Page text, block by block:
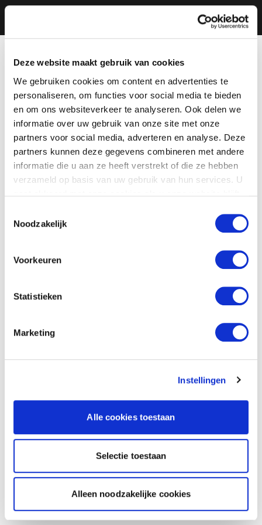
Deze website maakt gebruik van cookies
We gebruiken cookies om content en advertenties te
personaliseren, om functies voor social media te bieden
en om ons websiteverkeer te analyseren. Ook delen we
informatie over uw gebruik van onze site met onze
partners voor social media, adverteren en analyse. Deze
partners kunnen deze gegevens combineren met andere
informatie die u aan ze heeft verstrekt of die ze hebben
verzameld op basis van uw gebruik van hun services. U
Noodzakelijk
Voorkeuren
Statistieken
Marketing
Instellingen
Alle cookies toestaan
Selectie toestaan
Alleen noodzakelijke cookies